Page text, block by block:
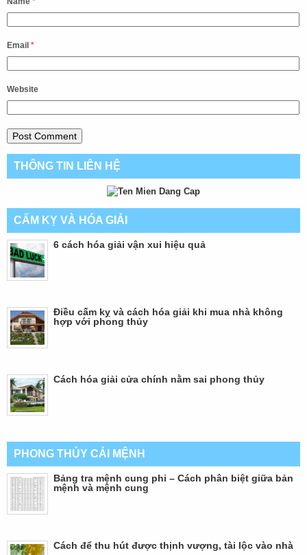
Email *
Website
THÔNG TIN LIÊN HỆ
CẤM KỴ VÀ HÓA GIẢI
6 cách hóa giải vận xui hiệu quả
Điều cấm kỵ và cách hóa giải khi mua nhà không
hợp với phong thủy
Cách hóa giải cửa chính nằm sai phong thủy
PHONG THỦY CẢI MỆNH
Bảng tra mệnh cung phi – Cách phân biệt giữa bản
mệnh và mệnh cung
Cách để thu hút được thịnh vượng, tài lộc vào nhà